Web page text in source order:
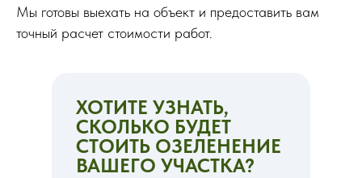
Мы готовы выехать на объект и предоставить вам
точный расчет стоимости работ.
ХОТИТЕ УЗНАТЬ,
СКОЛЬКО БУДЕТ
СТОИТЬ ОЗЕЛЕНЕНИЕ
ВАШЕГО УЧАСТКА?